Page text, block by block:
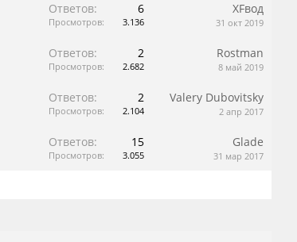
Ответов: 6
Просмотров: 3.136
XFвод
31 окт 2019
Ответов: 2
Просмотров: 2.682
Rostman
8 май 2019
Ответов: 2
Просмотров: 2.104
Valery Dubovitsky
2 апр 2017
Ответов: 15
Просмотров: 3.055
Glade
31 мар 2017